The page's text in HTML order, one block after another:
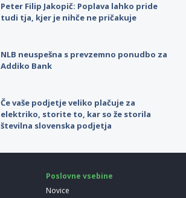
Peter Filip Jakopič: Poplava lahko pride
tudi tja, kjer je nihče ne pričakuje
NLB neuspešna s prevzemno ponudbo za
Addiko Bank
Če vaše podjetje veliko plačuje za
elektriko, storite to, kar so že storila
številna slovenska podjetja
Poslovne vsebine
Novice